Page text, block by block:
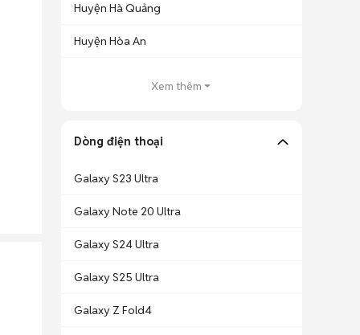
Huyện Hà Quảng
Huyện Hòa An
Xem thêm
Dòng điện thoại
Galaxy S23 Ultra
Galaxy Note 20 Ultra
Galaxy S24 Ultra
Galaxy S25 Ultra
Galaxy Z Fold4